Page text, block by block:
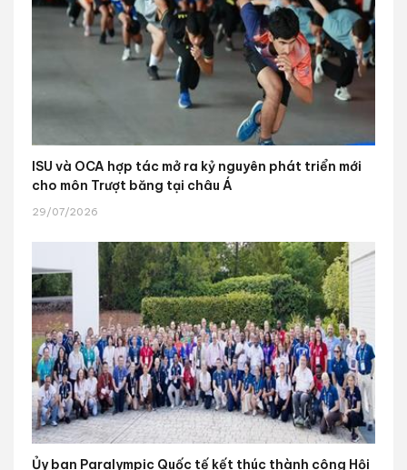
ISU và OCA hợp tác mở ra kỷ nguyên phát triển mới
cho môn Trượt băng tại châu Á
29/07/2026
Ủy ban Paralympic Quốc tế kết thúc thành công Hội